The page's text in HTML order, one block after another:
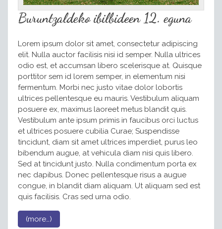
Buruntzaldeko ibilbideen 12. eguna
Lorem ipsum dolor sit amet, consectetur adipiscing
elit. Nulla auctor facilisis nisi id semper. Nulla ultrices
odio est, et accumsan libero scelerisque at. Quisque
porttitor sem id lorem semper, in elementum nisi
fermentum. Morbi nec justo vitae dolor lobortis
ultrices pellentesque eu mauris. Vestibulum aliquam
posuere ex, maximus laoreet metus blandit quis.
Vestibulum ante ipsum primis in faucibus orci luctus
et ultrices posuere cubilia Curae; Suspendisse
tincidunt, diam sit amet ultrices imperdiet, purus leo
bibendum augue, at vehicula diam nisi quis libero.
Sed at tincidunt justo. Nulla condimentum porta ex
nec dapibus. Donec pellentesque risus a augue
congue, in blandit diam aliquam. Ut aliquam sed est
quis facilisis. Cras sed urna odio.
(more…)